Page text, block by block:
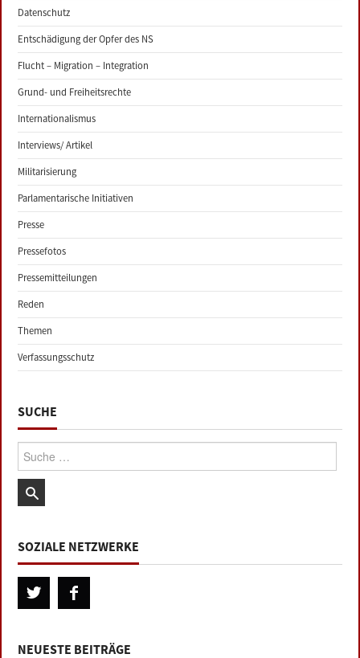
Datenschutz
Entschädigung der Opfer des NS
Flucht – Migration – Integration
Grund- und Freiheitsrechte
Internationalismus
Interviews/ Artikel
Militarisierung
Parlamentarische Initiativen
Presse
Pressefotos
Pressemitteilungen
Reden
Themen
Verfassungsschutz
SUCHE
Suche:
SOZIALE NETZWERKE
NEUESTE BEITRÄGE